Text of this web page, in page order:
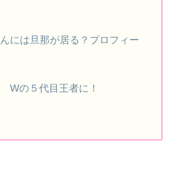
には旦那が居る？プロフィー
Wの５代目王者に！